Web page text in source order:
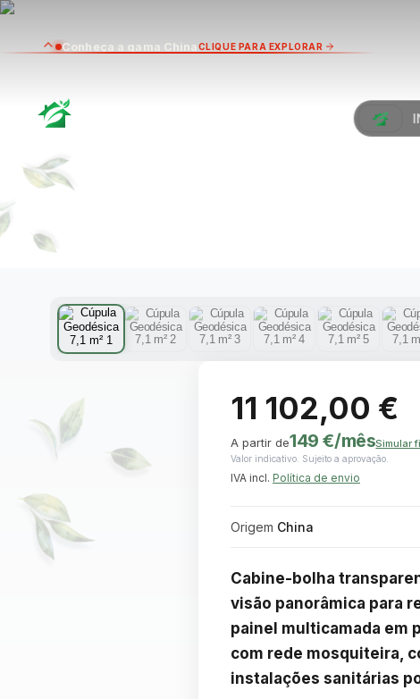
11 102,00 €
A partir de149 €/mêsSimular
Valor indicativo. Sujeito a aprovação.
IVA incl. Política de envio
Origem China
Cabine-bolha
visão panorâmica para
painel multicamada em
com rede mosquiteira,
instalações sanitárias
Conheça a gama ChinaCLIQUE PARA EXPLORAR